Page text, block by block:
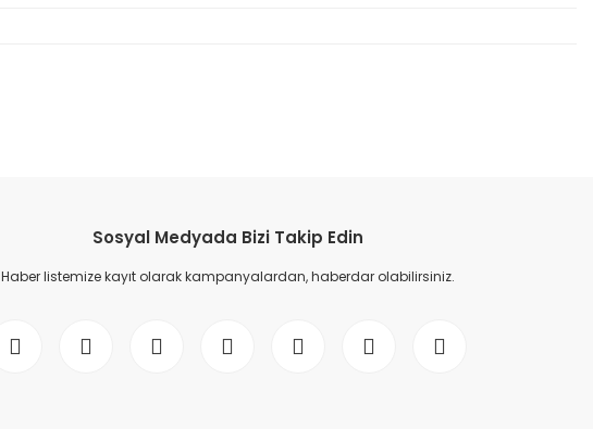
Sosyal Medyada Bizi Takip Edin
Haber listemize kayıt olarak kampanyalardan, haberdar olabilirsiniz.